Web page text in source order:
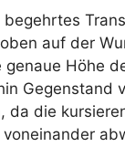
begehrtes
auf der
genaue Höhe
Gegenstand
da die